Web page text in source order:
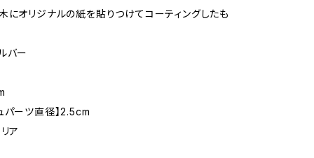
ジナルの紙を貼りつけてコーティングしたも
ー
パーツ直径】2.5cm
ア